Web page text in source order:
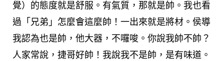
覺）的態度就是舒服。有氣質，那就是帥。我也看
過「兄弟」怎麼會這麼帥！一出來就是將材。侯導
我認為也是帥，他大器，不囉唆。你說我帥不帥？
人家常說，捷哥好帥！我說我不是帥，是有味道。